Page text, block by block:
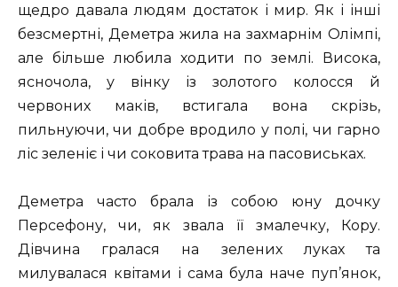
щедро давала людям достаток і мир. Як і інші
безсмертні, Деметра жила на захмарнім Олімпі,
але більше любила ходити по землі. Висока,
ясночола, у вінку із золотого колосся й
червоних маків, встигала вона скрізь,
пильнуючи, чи добре вродило у полі, чи гарно
ліс зеленіє і чи соковита трава на пасовиськах.
Деметра часто брала із собою юну дочку
Персефону, чи, як звала її змалечку, Кору.
Дівчина гралася на зелених луках та
милувалася квітами і сама була наче пуп’янок,